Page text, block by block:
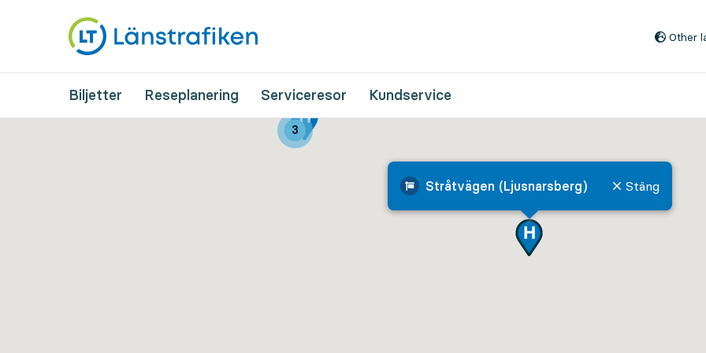
Other
Biljetter Reseplanering Serviceresor Kundservice
3
3
Stråtvägen (Ljusnarsberg) Stäng